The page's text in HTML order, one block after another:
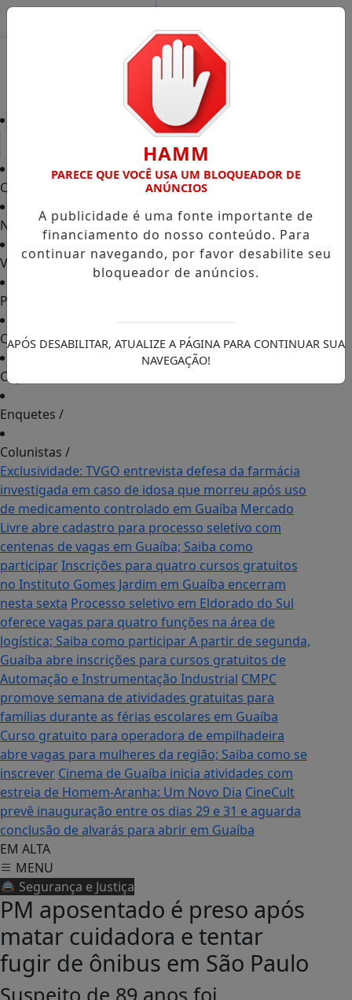
Capa
Notícias /
Vídeos TVGO/
PODCAST
Contato/
Cupons de Desconto
Enquetes /
Colunistas /
Exclusividade: TVGO entrevista defesa da farmácia
investigada em caso de idosa que morreu após uso
de medicamento controlado em Guaíba Mercado
Livre abre cadastro para processo seletivo com
centenas de vagas em Guaíba; Saiba como
participarInscrições para quatro cursos gratuitos
no Instituto Gomes Jardim em Guaíba encerram
nesta sexta Processo seletivo em Eldorado do Sul
oferece vagas para quatro funções na área de
logística; Saiba como participarA partir de segunda,
Guaíba abre inscrições para cursos gratuitos de
Automação e Instrumentação Industrial CMPC
promove semana de atividades gratuitas para
famílias durante as férias escolares em Guaíba
Curso gratuito para operadora de empilhadeira
abre vagas para mulheres da região; Saiba como se
inscrever Cinema de Guaíba inicia atividades com
estreia de Homem-Aranha: Um Novo Dia CineCult
prevê inauguração entre os dias 29 e 31 e aguarda
conclusão de alvarás para abrir em Guaíba
EM ALTA
MENU
🚔 Segurança e Justiça
PM aposentado é preso após
matar cuidadora e tentar
fugir de ônibus em São Paulo
Suspeito de 89 anos foi
HAMM
PARECE QUE VOCÊ USA UM BLOQUEADOR DE
ANÚNCIOS
A publicidade é uma fonte importante de
financiamento do nosso conteúdo. Para
continuar navegando, por favor desabilite seu
bloqueador de anúncios.
APÓS DESABILITAR, ATUALIZE A PÁGINA PARA CONTINUAR SUA
NAVEGAÇÃO!